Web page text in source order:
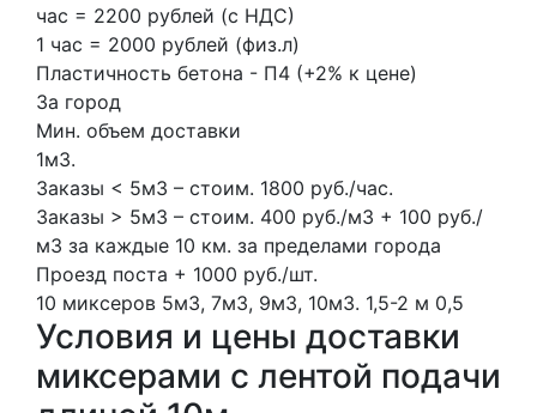
час = 2200 рублей (с НДС)
1 час = 2000 рублей (физ.л)
Пластичность бетона - П4 (+2% к цене)
За город
Мин. объем доставки
1м3.
Заказы < 5м3 – стоим. 1800 руб./час.
Заказы > 5м3 – стоим. 400 руб./м3 + 100 руб./
м3 за каждые 10 км. за пределами города
Проезд поста + 1000 руб./шт.
10 миксеров 5м3, 7м3, 9м3, 10м3. 1,5-2 м 0,5
Условия и цены доставки
миксерами с лентой подачи